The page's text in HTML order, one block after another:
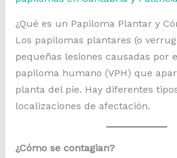
¿Qué es un Papiloma Plantar y
Los papilomas plantares (o
pequeñas lesiones causadas por
papiloma humano (VPH) que
planta del pie. Hay diferentes
localizaciones de afectación.
¿Cómo se contagian?